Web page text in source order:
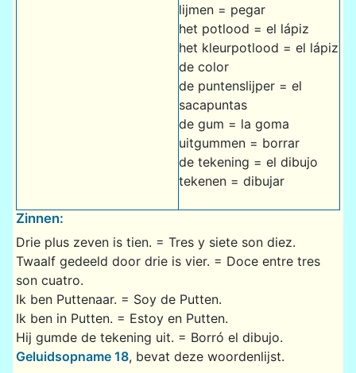
lijmen = pegar
het potlood = el lápiz
het kleurpotlood = el lápiz
de color
de puntenslijper = el
sacapuntas
de gum = la goma
uitgummen = borrar
de tekening = el dibujo
tekenen = dibujar
Zinnen:
Drie plus zeven is tien. = Tres y siete son diez.
Twaalf gedeeld door drie is vier. = Doce entre tres
son cuatro.
Ik ben Puttenaar. = Soy de Putten.
Ik ben in Putten. = Estoy en Putten.
Hij gumde de tekening uit. = Borró el dibujo.
Geluidsopname 18, bevat deze woordenlijst.